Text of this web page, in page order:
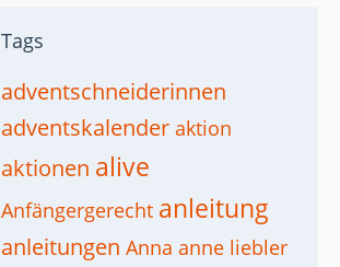
Tags
adventschneiderinnen
adventskalender aktion
aktionen alive
Anfängergerecht anleitung
anleitungen Anna anne liebler